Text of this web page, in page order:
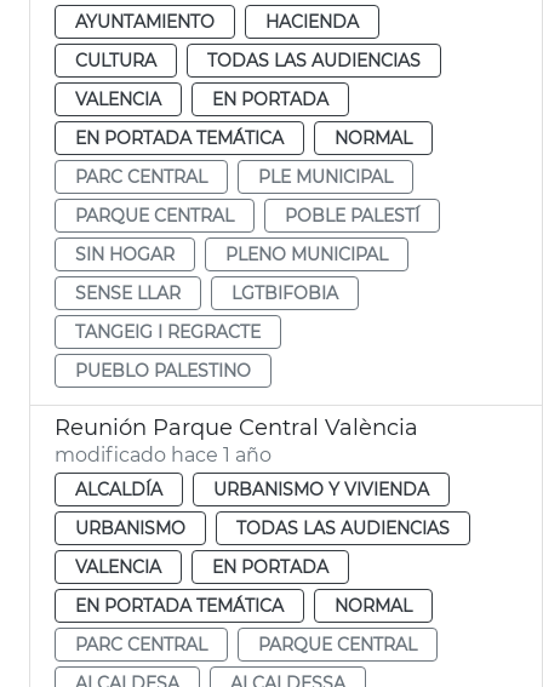
AYUNTAMIENTO
HACIENDA
CULTURA
TODAS LAS AUDIENCIAS
VALENCIA
EN PORTADA
EN PORTADA TEMÁTICA
NORMAL
PARC CENTRAL
PLE MUNICIPAL
PARQUE CENTRAL
POBLE PALESTÍ
SIN HOGAR
PLENO MUNICIPAL
SENSE LLAR
LGTBIFOBIA
TANGEIG I REGRACTE
PUEBLO PALESTINO
Reunión Parque Central València
modificado hace 1 año
ALCALDÍA
URBANISMO Y VIVIENDA
URBANISMO
TODAS LAS AUDIENCIAS
VALENCIA
EN PORTADA
EN PORTADA TEMÁTICA
NORMAL
PARC CENTRAL
PARQUE CENTRAL